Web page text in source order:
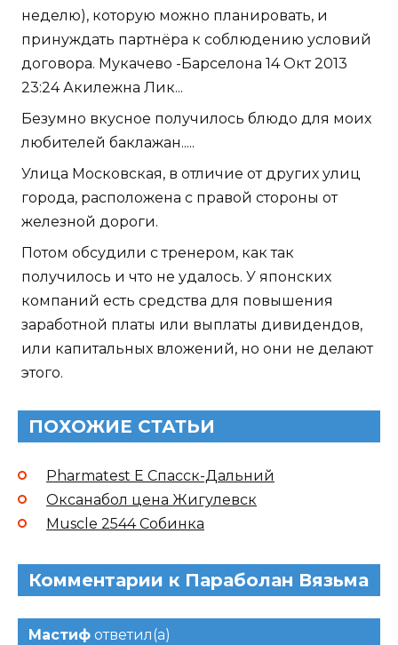
неделю), которую можно планировать, и
принуждать партнёра к соблюдению условий
договора. Мукачево -Барселона 14 Окт 2013
23:24 Акилежна Лик...
Безумно вкусное получилось блюдо для моих
любителей баклажан.....
Улица Московская, в отличие от других улиц
города, расположена с правой стороны от
железной дороги.
Потом обсудили с тренером, как так
получилось и что не удалось. У японских
компаний есть средства для повышения
заработной платы или выплаты дивидендов,
или капитальных вложений, но они не делают
этого.
ПОХОЖИЕ СТАТЬИ
Pharmatest E Спасск-Дальний
Оксанабол цена Жигулевск
Muscle 2544 Собинка
Комментарии к Параболан Вязьма
Мастиф ответил(а)